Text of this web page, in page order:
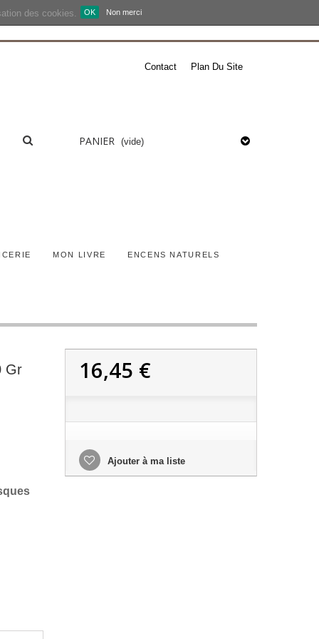
des cookies. OK Non merci
Contact Plan Du Site
PANIER (vide)
MON LIVRE ENCENS NATURELS
Gr 16,45 €
Ajouter à ma liste